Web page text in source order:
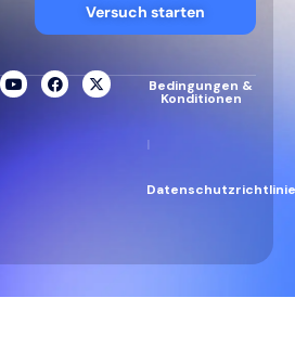
Versuch starten
Bedingungen &
Konditionen
|
Datenschutzrichtlinie